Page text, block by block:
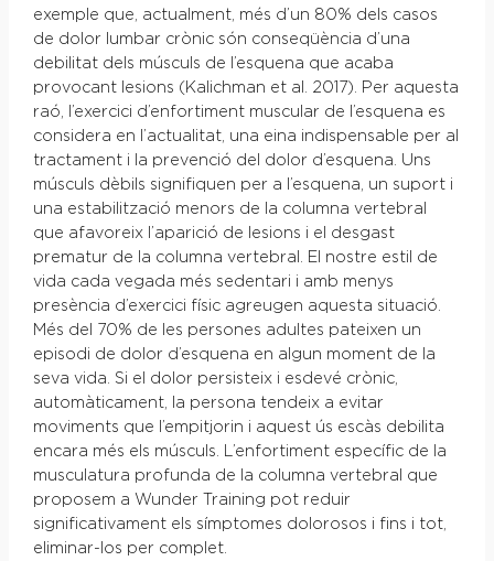
exemple que, actualment, més d’un 80% dels casos
de dolor lumbar crònic són conseqüència d’una
debilitat dels músculs de l’esquena que acaba
provocant lesions (Kalichman et al. 2017). Per aquesta
raó, l’exercici d’enfortiment muscular de l’esquena es
considera en l’actualitat, una eina indispensable per al
tractament i la prevenció del dolor d’esquena. Uns
músculs dèbils signifiquen per a l’esquena, un suport i
una estabilització menors de la columna vertebral
que afavoreix l’aparició de lesions i el desgast
prematur de la columna vertebral. El nostre estil de
vida cada vegada més sedentari i amb menys
presència d’exercici físic agreugen aquesta situació.
Més del 70% de les persones adultes pateixen un
episodi de dolor d’esquena en algun moment de la
seva vida. Si el dolor persisteix i esdevé crònic,
automàticament, la persona tendeix a evitar
moviments que l’empitjorin i aquest ús escàs debilita
encara més els músculs. L’enfortiment específic de la
musculatura profunda de la columna vertebral que
proposem a Wunder Training pot reduir
significativament els símptomes dolorosos i fins i tot,
eliminar-los per complet.